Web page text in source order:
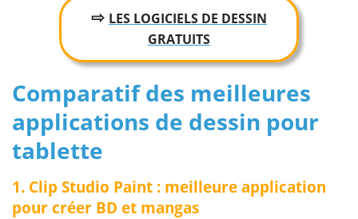
⇨ LES LOGICIELS DE DESSIN
GRATUITS
Comparatif des meilleures
applications de dessin pour
tablette
1. Clip Studio Paint : meilleure application
pour créer BD et mangas